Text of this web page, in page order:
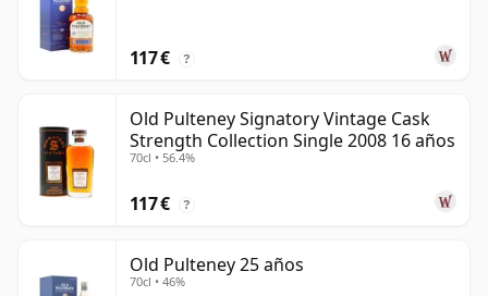
117 € ?
Old Pulteney Signatory Vintage Cask
Strength Collection Single 2008 16 años
70cl • 56.4%
117 € ?
Old Pulteney 25 años
70cl • 46%